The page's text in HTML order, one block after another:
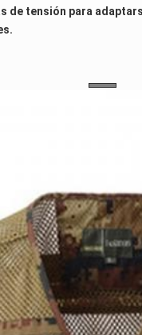
de tensión para